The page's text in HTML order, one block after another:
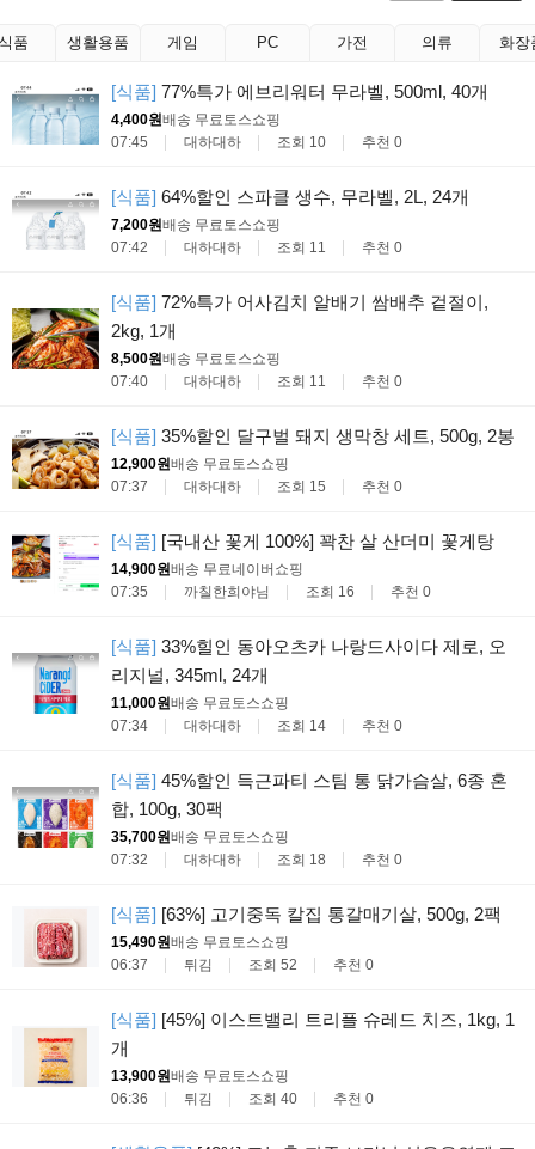
품 생활용품 게임 PC 가전 의류 화장
[식품] 77%특가 에브리워터 무라벨, 500ml, 40개
4,400원배송 무료 토스쇼핑
07:45
대하대하 조회 10 추천 0
[식품] 64%할인 스파클 생수, 무라벨, 2L, 24개
7,200원배송 무료 토스쇼핑
07:42
대하대하 조회 11 추천 0
[식품] 72%특가 어사김치 알배기 쌈배추 겉절이,
2kg, 1개
8,500원배송 무료 토스쇼핑
07:40
대하대하 조회 11 추천 0
[식품] 35%할인 달구벌 돼지 생막창 세트, 500g, 2봉
12,900원배송 무료 토스쇼핑
07:37
대하대하 조회 15 추천 0
[식품] [국내산 꽃게 100%] 꽉찬 살 산더미 꽃게탕
14,900원배송 무료네이버쇼핑
07:35
까칠한희야님 조회 16 추천 0
[식품] 33%힐인 동아오츠카 나랑드사이다 제로, 오
리지널, 345ml, 24개
11,000원배송 무료 토스쇼핑
07:34
대하대하 조회 14 추천 0
[식품] 45%할인 득근파티 스팀 통 닭가슴살, 6종 혼
합, 100g, 30팩
35,700원배송 무료 토스쇼핑
07:32
대하대하 조회 18 추천 0
[식품] [63%] 고기중독 칼집 통갈매기살, 500g, 2팩
15,490원배송 무료 토스쇼핑
06:37
튀김 조회 52 추천 0
[식품] [45%] 이스트밸리 트리플 슈레드 치즈, 1kg, 1
개
13,900원배송 무료 토스쇼핑
06:36
튀김 조회 40 추천 0